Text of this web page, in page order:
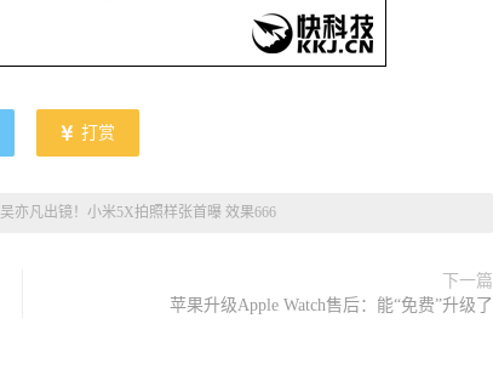
打赏
吴亦凡出镜！小米5X拍照样张首曝 效果666
下一篇
苹果升级Apple Watch售后：能“免费”升级了